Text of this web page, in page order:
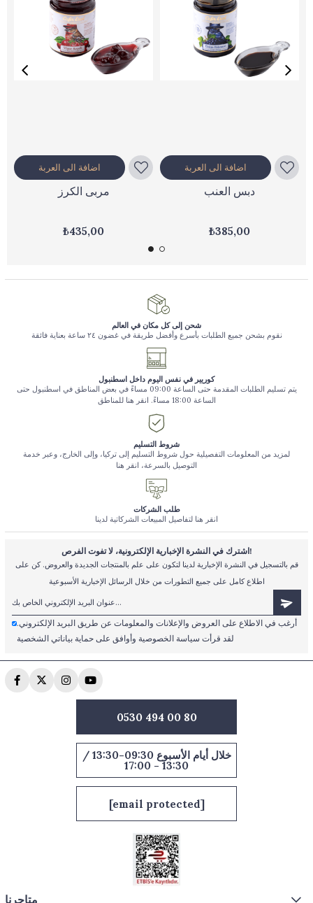
مربى الكرز
₺435,00
اضافة الى العربة
دبس العنب
₺385,00
اضافة الى العربة
شحن إلى كل مكان في العالم
نقوم بشحن جميع الطلبات بأسرع وأفضل طريقة في غضون ٢٤ ساعة بعناية فائقة
كوريير في نفس اليوم داخل اسطنبول
يتم تسليم الطلبات المقدمة حتى الساعة 09:00 مساءً في بعض المناطق في اسطنبول حتى
الساعة 18:00 مساءً. انقر هنا للمناطق
شروط التسليم
لمزيد من المعلومات التفصيلية حول شروط التسليم إلى تركيا، وإلى الخارج، وعبر خدمة
التوصيل بالسرعة، انقر هنا
طلب الشركات
انقر هنا لتفاصيل المبيعات الشركاتية لدينا
اشترك في النشرة الإخبارية الإلكترونية، لا تفوت الفرص!
قم بالتسجيل في النشرة الإخبارية لدينا لتكون على علم بالمنتجات الجديدة والعروض. كن على
اطلاع كامل على جميع التطورات من خلال الرسائل الإخبارية الأسبوعية
أرغب في الاطلاع على العروض والإعلانات والمعلومات عن طريق البريد الإلكتروني.
لقد قرأت سياسة الخصوصية وأوافق على حماية بياناتي الشخصية
0530 494 00 80
خلال أيام الأسبوع 09:30-13:30 /
13:30 - 17:00
[email protected]
متاجرنا